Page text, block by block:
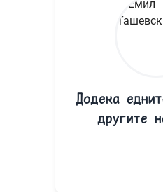
Додека
другите